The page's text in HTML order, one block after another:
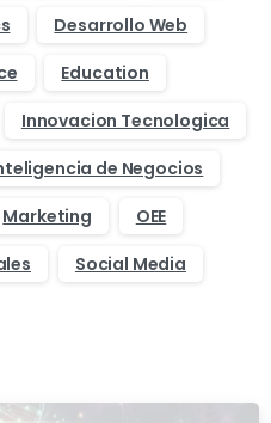
Desarrollo Web
Education
Innovacion Tecnologica
de Negocios
Marketing
OEE
Social Media